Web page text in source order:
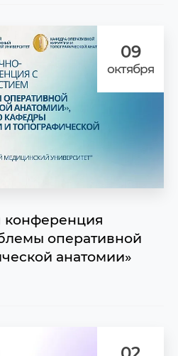
09
октября
конференция
оперативной
анатомии»